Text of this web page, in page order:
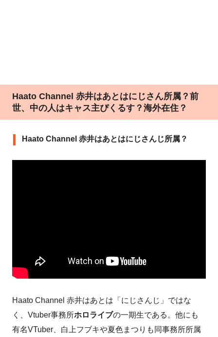
Haato Channel 赤井はあとはにじさん所属？前
世、中の人はキャス主ぴくるす？海外在住？
Haato Channel 赤井はあとはにじさんじ所属？
Haato Channel 赤井はあとは「にじさんじ」ではな
く、Vtuber事務所ホロライブの一期生である。他にも
有名VTuber、白上フブキや夏色まつりも同事務所所属